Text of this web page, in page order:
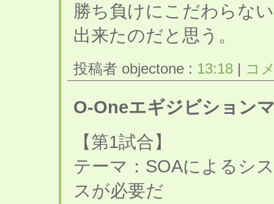
勝ち負けにこだわらな
出来たのだと思う。
投稿者 objectone : 13:18 | コ
O-Oneエギジビション
【第1試合】
テーマ：SOAによるシ
スが必要だ